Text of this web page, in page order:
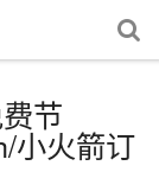
节
小火箭订